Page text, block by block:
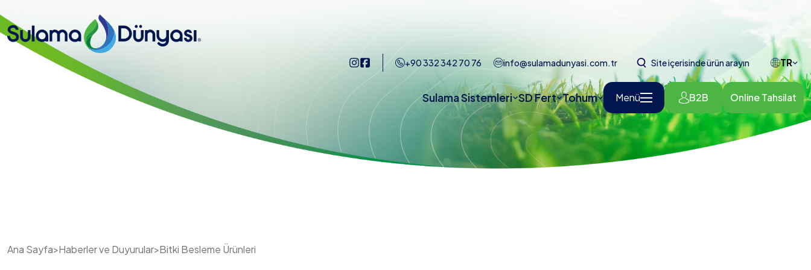
+90 332 342 70 76 info@sulamadunyasi.com.tr Site içerisinde ürün arayın TR
Sulama Sistemleri SD Fert Tohum Menü B2B Online Tahsilat
Ana Sayfa>Haberler ve Duyurular>Bitki Besleme Ürünleri